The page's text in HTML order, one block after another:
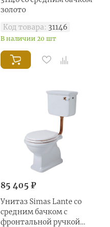
золото
Код товара: 31146
В наличии 20 шт
85 405 ₽
Унитаз Simas Lante со
средним бачком с
фронтальной ручкой